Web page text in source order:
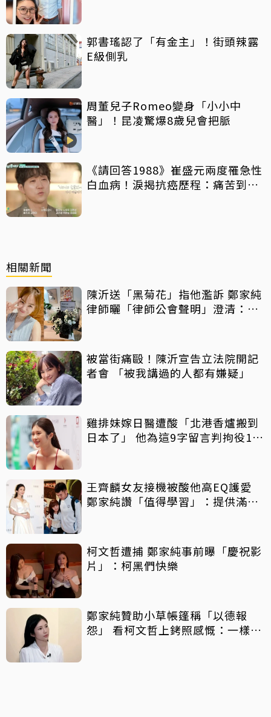
郭書瑤認了「有金主」！街頭辣露
E級側乳
周董兒子Romeo變身「小小中
醫」！昆凌驚爆8歲兒會把脈
《請回答1988》崔盛元兩度罹急性
白血病！淚揭抗癌歷程：痛苦到不
相關新聞
陳沂送「黑菊花」指他濫訴 鄭家純
律師曬「律師公會聲明」澄清：告
被當街痛毆！陳沂宣告立法院開記
者會 「被我講過的人都有嫌疑」
雞排妹嫁日醫遭酸「北港香爐搬到
日本了」 他為這9字留言判拘役10
王齊麟女友接機被酸他高EQ護愛
鄭家純讚「值得學習」：提供滿滿
柯文哲遭捕 鄭家純事前曝「慶祝影
片」：柯黑們快樂
鄭家純贊助小草帳篷稱「以德報
怨」 看柯文哲上銬照感慨：一樣悲